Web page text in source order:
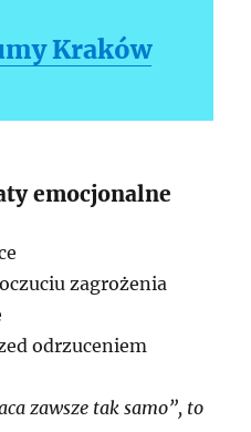
Kraków
emocjonalne
zagrożenia
odrzuceniem
zawsze tak samo”, to